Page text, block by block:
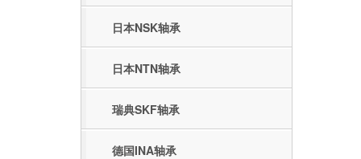
日本NSK轴承
日本NTN轴承
瑞典SKF轴承
德国INA轴承